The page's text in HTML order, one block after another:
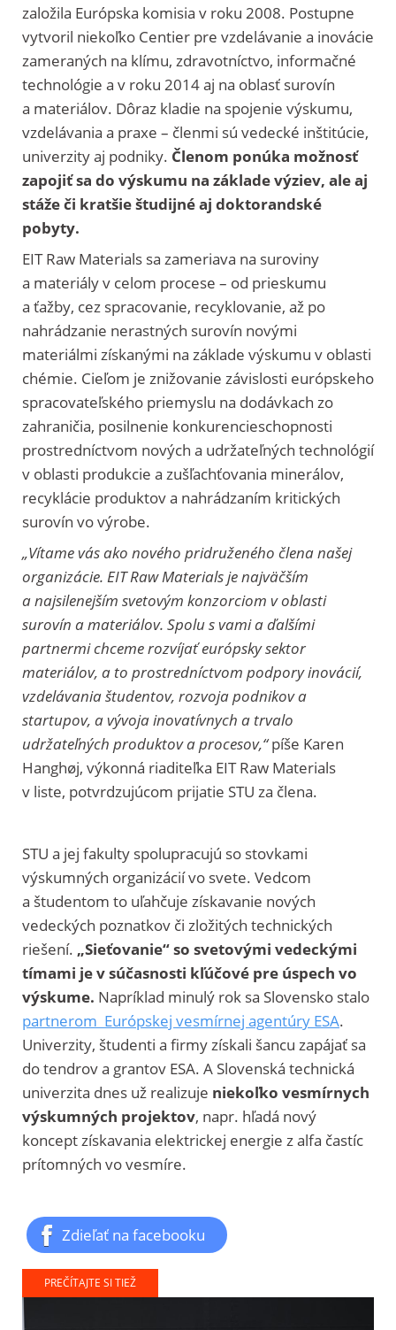
založila Európska komisia v roku 2008. Postupne
vytvoril niekoľko Centier pre vzdelávanie a inovácie
zameraných na klímu, zdravotníctvo, informačné
technológie a v roku 2014 aj na oblasť surovín
a materiálov. Dôraz kladie na spojenie výskumu,
vzdelávania a praxe – členmi sú vedecké inštitúcie,
univerzity aj podniky. Členom ponúka možnosť
zapojiť sa do výskumu na základe výziev, ale aj
stáže či kratšie študijné aj doktorandské
pobyty.
EIT Raw Materials sa zameriava na suroviny
a materiály v celom procese – od prieskumu
a ťažby, cez spracovanie, recyklovanie, až po
nahrádzanie nerastných surovín novými
materiálmi získanými na základe výskumu v oblasti
chémie. Cieľom je znižovanie závislosti európskeho
spracovateľského priemyslu na dodávkach zo
zahraničia, posilnenie konkurencieschopnosti
prostredníctvom nových a udržateľných technológií
v oblasti produkcie a zušľachťovania minerálov,
recyklácie produktov a nahrádzaním kritických
surovín vo výrobe.
„Vítame vás ako nového pridruženého člena našej
organizácie. EIT Raw Materials je najväčším
a najsilenejším svetovým konzorciom v oblasti
surovín a materiálov. Spolu s vami a ďalšími
partnermi chceme rozvíjať európsky sektor
materiálov, a to prostredníctvom podpory inovácií,
vzdelávania študentov, rozvoja podnikov a
startupov, a vývoja inovatívnych a trvalo
udržateľných produktov a procesov,“píše Karen
Hanghøj, výkonná riaditeľka EIT Raw Materials
v liste, potvrdzujúcom prijatie STU za člena.
STU a jej fakulty spolupracujú so stovkami
výskumných organizácií vo svete. Vedcom
a študentom to uľahčuje získavanie nových
vedeckých poznatkov či zložitých technických
riešení. „Sieťovanie“ so svetovými vedeckými
tímami je v súčasnosti kľúčové pre úspech vo
výskume. Napríklad minulý rok sa Slovensko stalo
partnerom Európskej vesmírnej agentúry ESA.
Univerzity, študenti a firmy získali šancu zapájať sa
do tendrov a grantov ESA. A Slovenská technická
univerzita dnes už realizuje niekoľko vesmírnych
výskumných projektov, napr. hľadá nový
koncept získavania elektrickej energie z alfa častíc
prítomných vo vesmíre.
Zdieľať na facebooku
PREČÍTAJTE SI TIEŽ